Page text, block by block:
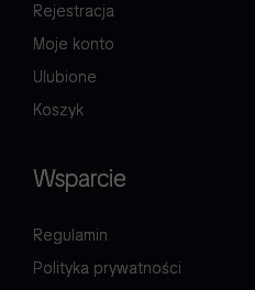
Rejestracja
Moje konto
Ulubione
Koszyk
Wsparcie
Regulamin
Polityka prywatności